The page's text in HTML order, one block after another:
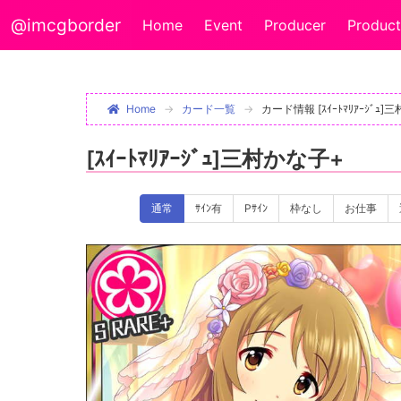
@imcgborder Home Event Producer
Home カード一覧 カード情報 [ｽｲｰﾄﾏﾘｱｰｼﾞｭ]三
[ｽｲｰﾄﾏﾘｱｰｼﾞｭ]三村かな子+
通常 ｻｲﾝ有 Pｻｲﾝ 枠なし お仕事